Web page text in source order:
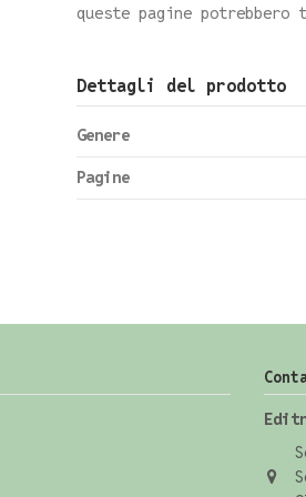
queste pagine
Dettagli del prodotto
Genere
Pagine